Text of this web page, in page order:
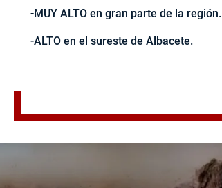
-MUY ALTO en gran parte de la región.
-ALTO en el sureste de Albacete.